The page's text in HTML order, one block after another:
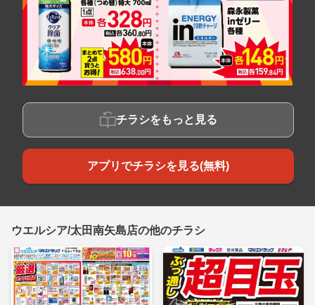
チラシをもっと見る
アプリでチラシを見る(無料)
ウエルシア/太田南矢島店の他のチラシ